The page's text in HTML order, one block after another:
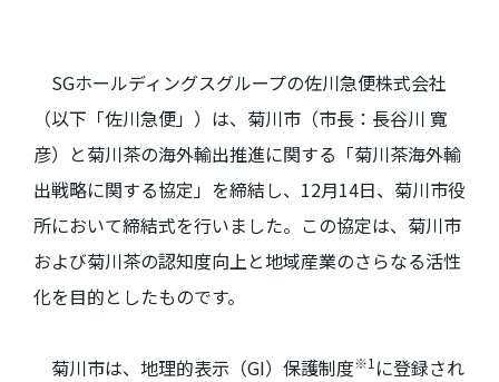
SGホールディングスグループの佐川急便株式会社
（以下「佐川急便」）は、菊川市（市長：長谷川 寬
彦）と菊川茶の海外輸出推進に関する「菊川茶海外輸
出戦略に関する協定」を締結し、 12月14日、菊川市役
所において締結式を行いました。この協定は、菊川市
および菊川茶の認知度向上と地域産業のさらなる活性
化を目的としたものです。
菊川市は、地理的表示（GI）保護制度※1 に登録され